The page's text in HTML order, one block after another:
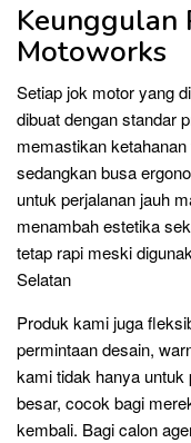
Keunggulan
Motoworks
Setiap jok motor yang
dibuat dengan standar
memastikan
sedangkan busa
untuk perjalanan jauh
menambah estetika
tetap rapi meski
Selatan
Produk kami juga
permintaan desain,
kami tidak hanya untuk
besar, cocok bagi
kembali. Bagi calon